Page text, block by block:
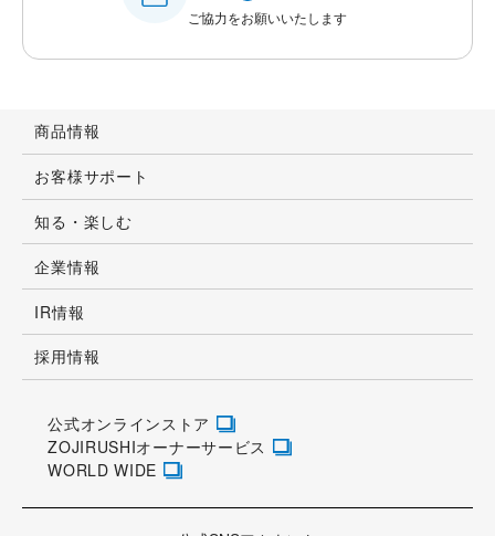
ご協力をお願いいたします
商品情報
お客様サポート
知る・楽しむ
企業情報
IR情報
採用情報
公式オンラインストア
ZOJIRUSHIオーナーサービス
WORLD WIDE